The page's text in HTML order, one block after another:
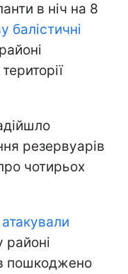
в ніч на 8
балістичні
резервуарів
чотирьох
пошкоджено